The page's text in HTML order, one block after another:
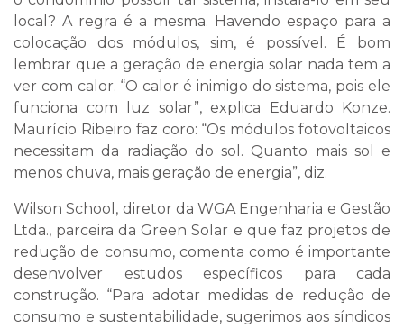
local? A regra é a mesma. Havendo espaço para a
colocação dos módulos, sim, é possível. É bom
lembrar que a geração de energia solar nada tem a
ver com calor. “O calor é inimigo do sistema, pois ele
funciona com luz solar”, explica Eduardo Konze.
Maurício Ribeiro faz coro: “Os módulos fotovoltaicos
necessitam da radiação do sol. Quanto mais sol e
menos chuva, mais geração de energia”, diz.
Wilson School, diretor da WGA Engenharia e Gestão
Ltda., parceira da Green Solar e que faz projetos de
redução de consumo, comenta como é importante
desenvolver estudos específicos para cada
construção. “Para adotar medidas de redução de
consumo e sustentabilidade, sugerimos aos síndicos